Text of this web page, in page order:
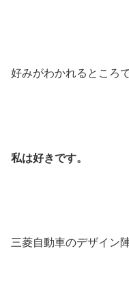
好みがわかれるところ
私は好きです。
三菱自動車のデザイン